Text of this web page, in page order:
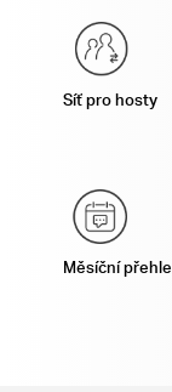
Síť pro hosty
Měsíční